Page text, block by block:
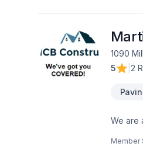
1090
5
2
We are
Member